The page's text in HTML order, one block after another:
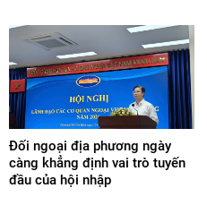
Đối ngoại địa phương ngày
càng khẳng định vai trò tuyến
đầu của hội nhập